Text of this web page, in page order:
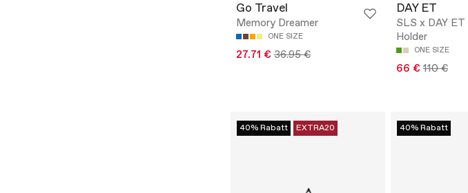
Go Travel
Memory Dreamer
ONE SIZE
27.71 € 36.95 €
DAY ET
SLS x DAY
Holder
ONE SIZE
66 € 110 €
40% Rabatt EXTRA20 40% Rabatt